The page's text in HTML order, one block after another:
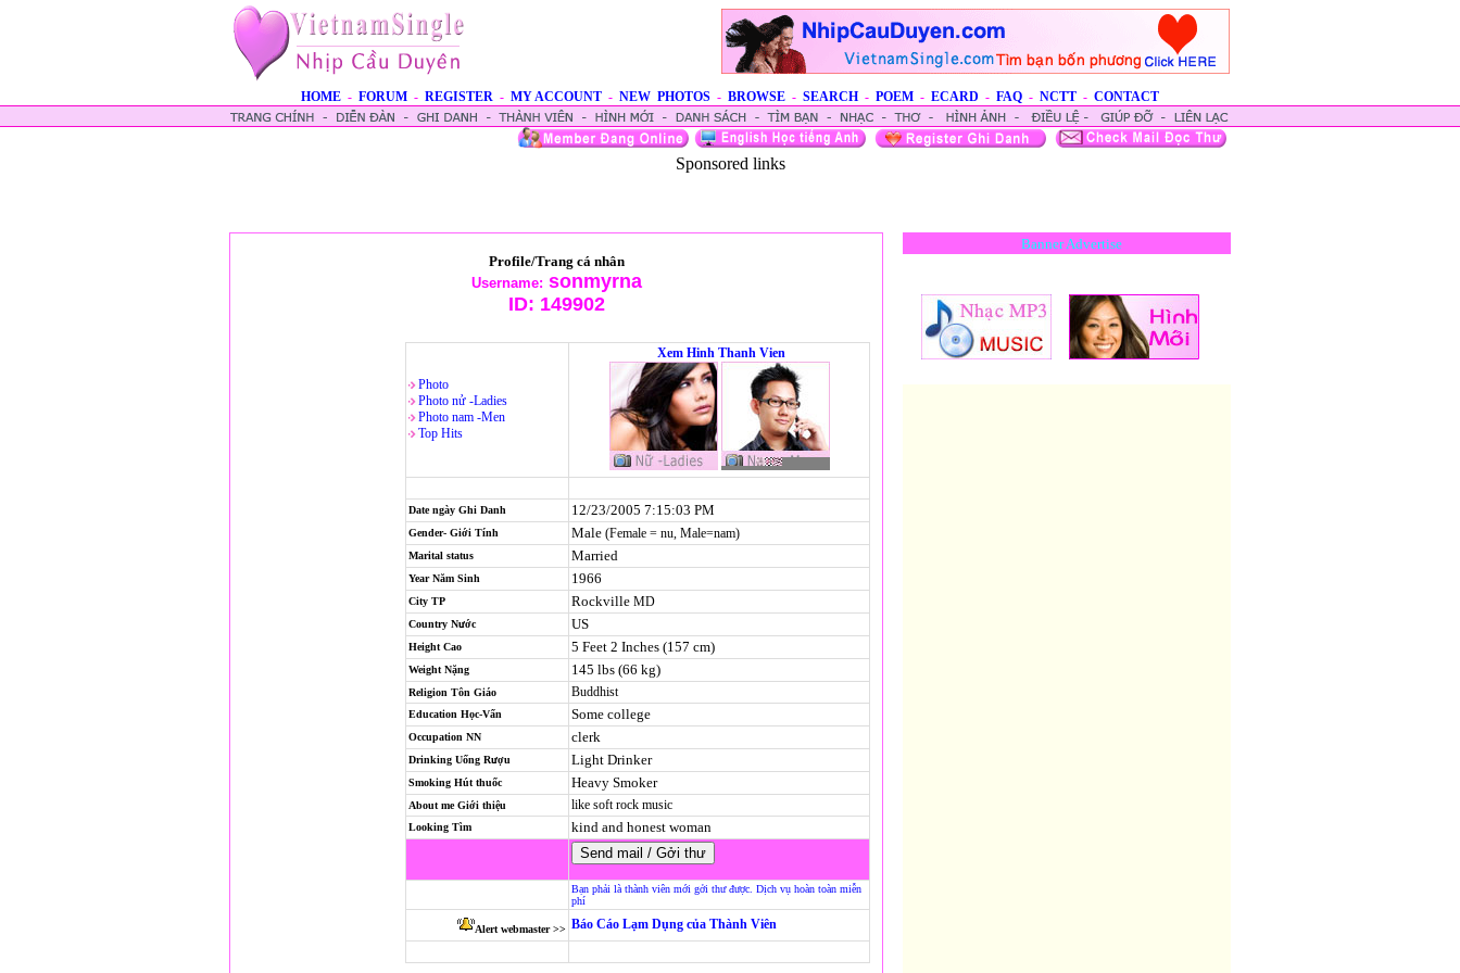
HOME - FORUM - REGISTER - MY ACCOUNT - NEW PHOTOS - BROWSE - SEARCH - POEM - ECARD - FAQ - NCTT - CONTACT
Sponsored links
Profile/Trang cá nhân
Username: sonmyrna
ID: 149902
Photo
Photo nử -Ladies
Photo nam -Men
Top Hits
Xem Hinh Thanh Vien
Date ngày Ghi Danh 12/23/2005 7:15:03 PM
Gender- Giới Tính Male (Female = nu, Male=nam)
Marital status Married
Year Năm Sinh 1966
City TP Rockville MD
Country Nước US
Height Cao 5 Feet 2 Inches (157 cm)
Weight Nặng 145 lbs (66 kg)
Religion Tôn Giáo Buddhist
Education Học-Vấn Some college
Occupation NN clerk
Drinking Uống Rượu Light Drinker
Smoking Hút thuốc Heavy Smoker
About me Giới thiệu like soft rock music
Looking Tìm kind and honest woman
Bạn phải là thành viên mới gởi thư được. Dịch vụ hoàn toàn miễn
phí
Alert webmaster >> Báo Cáo Lạm Dụng của Thành Viên
Banner Advertise